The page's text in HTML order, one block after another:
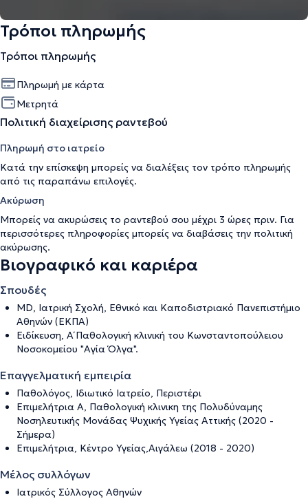
Τρόποι πληρωμής
Τρόποι πληρωμής
Πληρωμή με κάρτα
Μετρητά
Πολιτική διαχείρισης ραντεβού
Πληρωμή στο ιατρείο
Κατά την επίσκεψη μπορείς να διαλέξεις τον τρόπο πληρωμής
από τις παραπάνω επιλογές.
Ακύρωση
Μπορείς να ακυρώσεις το ραντεβού σου μέχρι 3 ώρες πριν. Για
περισσότερες πληροφορίες μπορείς να διαβάσεις την πολιτική
ακύρωσης.
Βιογραφικό και καριέρα
Σπουδές
MD, Ιατρική Σχολή, Εθνικό και Καποδιστριακό Πανεπιστήμιο
Αθηνών (ΕΚΠΑ)
Ειδίκευση, Α΄ Παθολογική κλινική του Κωνσταντοπούλειου
Νοσοκομείου "Αγία Όλγα".
Επαγγελματική εμπειρία
Παθολόγος, Ιδιωτικό Ιατρείο, Περιστέρι
Επιμελήτρια Α, Παθολογική κλινικη της Πολυδύναμης
Νοσηλευτικής Μονάδας Ψυχικής Υγείας Αττικής (2020 -
Σήμερα)
Επιμελήτρια, Κέντρο Υγείας,Αιγάλεω (2018 - 2020)
Μέλος συλλόγων
Ιατρικός Σύλλογος Αθηνών